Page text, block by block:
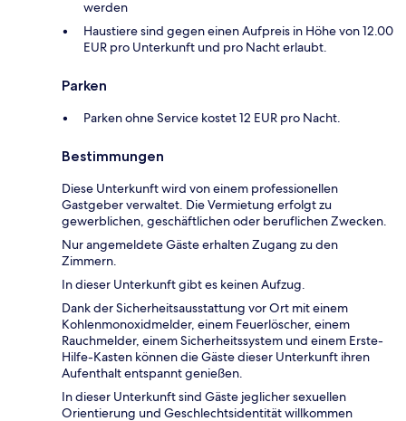
werden
Haustiere sind gegen einen Aufpreis in Höhe von 12.00
EUR pro Unterkunft und pro Nacht erlaubt.
Parken
Parken ohne Service kostet 12 EUR pro Nacht.
Bestimmungen
Diese Unterkunft wird von einem professionellen
Gastgeber verwaltet. Die Vermietung erfolgt zu
gewerblichen, geschäftlichen oder beruflichen Zwecken.
Nur angemeldete Gäste erhalten Zugang zu den
Zimmern.
In dieser Unterkunft gibt es keinen Aufzug.
Dank der Sicherheitsausstattung vor Ort mit einem
Kohlenmonoxidmelder, einem Feuerlöscher, einem
Rauchmelder, einem Sicherheitssystem und einem Erste-
Hilfe-Kasten können die Gäste dieser Unterkunft ihren
Aufenthalt entspannt genießen.
In dieser Unterkunft sind Gäste jeglicher sexuellen
Orientierung und Geschlechtsidentität willkommen